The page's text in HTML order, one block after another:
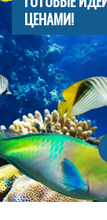
ЦЕНАМИ!